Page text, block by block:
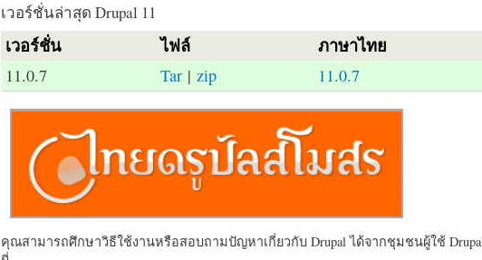
เวอร์ชั่นล่าสุด Drupal 11
เวอร์ชั่น ไฟล์ ภาษาไทย
11.0.7 Tar| zip 11.0.7
คุณสามารถศึกษาวิธีใช้งานหรือสอบถามปัญหาเกี่ยวกับ Drupal ได้จากชุมชนผู้ใช้